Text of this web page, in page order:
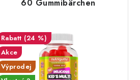
60 Gummibärchen
(24 %)
Akce
Výprodej